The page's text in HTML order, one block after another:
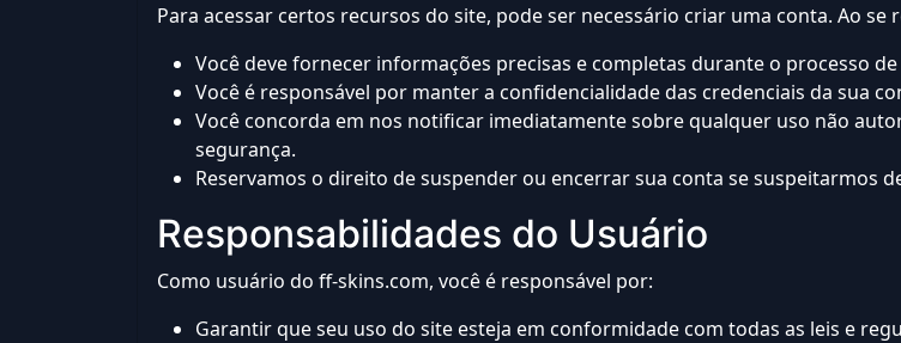
Para acessar certos recursos do site, pode ser necessário criar uma conta. Ao
Você deve fornecer informações precisas e completas durante o processo
Você é responsável por manter a confidencialidade das credenciais da sua
Você concorda em nos notificar imediatamente sobre qualquer uso não
segurança.
Reservamos o direito de suspender ou encerrar sua conta se suspeitarmos
Responsabilidades do Usuário
Como usuário do ff-skins.com, você é responsável por:
Garantir que seu uso do site esteja em conformidade com todas as leis e